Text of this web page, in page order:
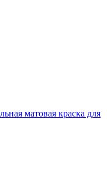
матовая краска для